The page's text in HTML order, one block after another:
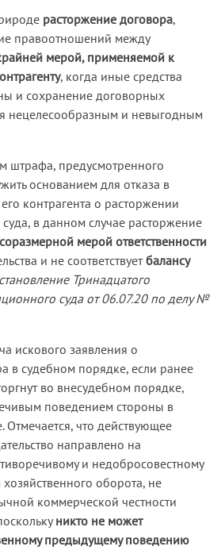
расторжение договора,
правоотношений между
мерой, применяемой к
, когда иные средства
и сохранение договорных
нецелесообразным и невыгодным
штрафа, предусмотренного
основанием для отказа в
контрагента о расторжении
в данном случае расторжение
мерой ответственности
и не соответствуетбалансу
Тринадцатого
суда от 06.07.20 по делу №
искового заявления о
в судебном порядке, если ранее
во внесудебном порядке,
поведением стороны в
Отмечается, что действующее
направлено на
и недобросовестному
оборота, не
коммерческой честности
никто не может
предыдущему поведению